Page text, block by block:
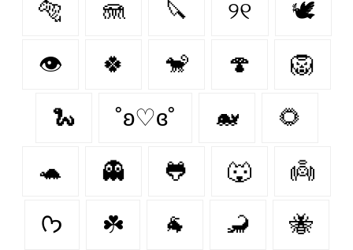
🐅 🪼 🔪 ୨୧ 🕊️
👁 🍀 🐒 🍄 🦁
🐍 ˚ʚ♡ɞ˚ 🐋 🌻
🐢 👻 🐸 🐺 👼
ᡣ𐭩 ☘️ 🐐 🦂 🐝